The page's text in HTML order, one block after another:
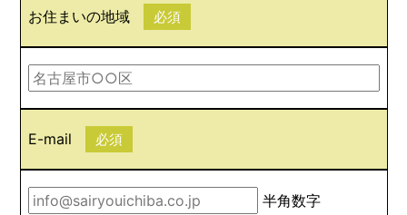
お住まいの地域 必須
E-mail 必須
半角数字